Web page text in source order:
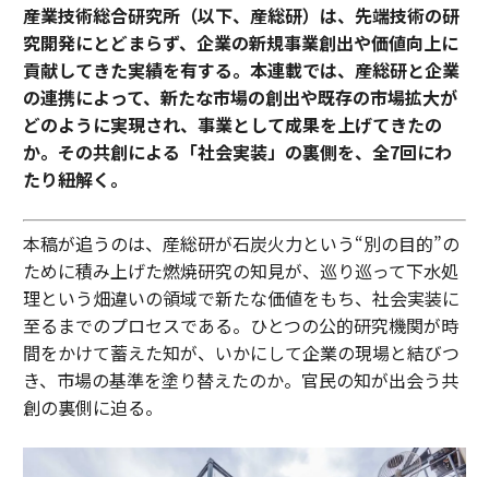
産業技術総合研究所（以下、産総研）は、先端技術の研
究開発にとどまらず、企業の新規事業創出や価値向上に
貢献してきた実績を有する。本連載では、産総研と企業
の連携によって、新たな市場の創出や既存の市場拡大が
どのように実現され、事業として成果を上げてきたの
か。その共創による「社会実装」の裏側を、全7回にわ
たり紐解く。
本稿が追うのは、産総研が石炭火力という“別の目的”の
ために積み上げた燃焼研究の知見が、巡り巡って下水処
理という畑違いの領域で新たな価値をもち、社会実装に
至るまでのプロセスである。ひとつの公的研究機関が時
間をかけて蓄えた知が、いかにして企業の現場と結びつ
き、市場の基準を塗り替えたのか。官民の知が出会う共
創の裏側に迫る。